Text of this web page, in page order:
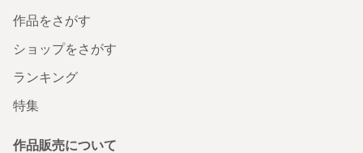
作品をさがす
ショップをさがす
ランキング
特集
作品販売について